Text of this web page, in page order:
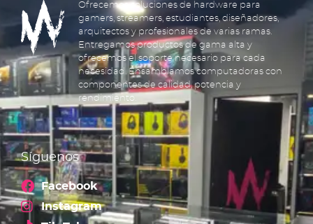
Ofrecemos soluciones de hardware para
gamers, streamers, estudiantes, diseñadores,
arquitectos y profesionales de varias ramas.
Entregamos productos de gama alta y
ofrecemos el soporte necesario para cada
necesidad. Ensamblamos computadoras con
componentes de calidad, potencia y
rendimiento.
Síguenos
Facebook
Instagram